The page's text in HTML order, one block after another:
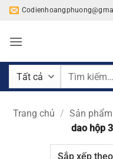
Bỏ
nội
Tìm
Trang chủ / Sản phẩm
dao hộp